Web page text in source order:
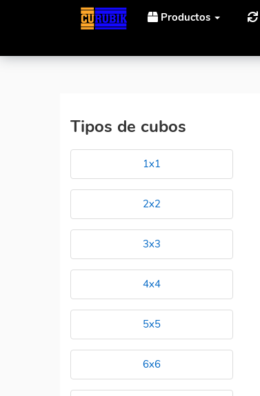
Productos
Tipos de cubos
1x1
2x2
3x3
4x4
5x5
6x6